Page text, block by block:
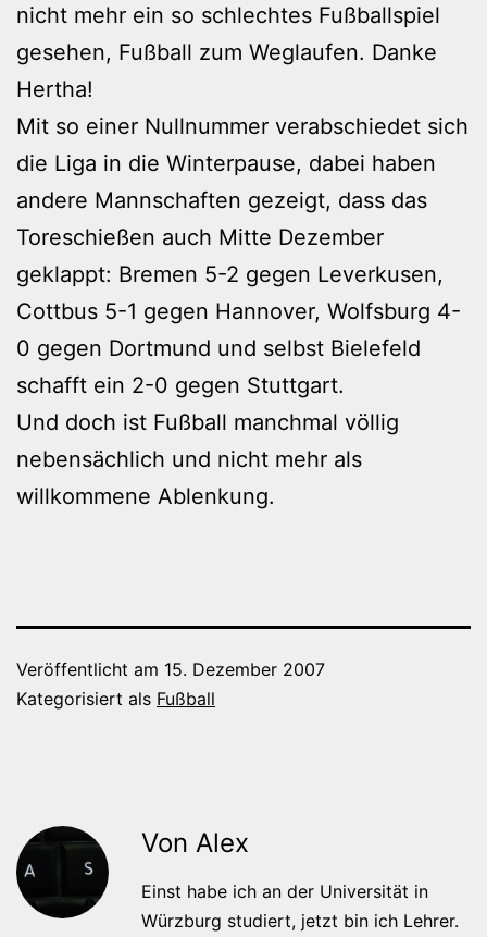
nicht mehr ein so schlechtes Fußballspiel
gesehen, Fußball zum Weglaufen. Danke
Hertha!
Mit so einer Nullnummer verabschiedet sich
die Liga in die Winterpause, dabei haben
andere Mannschaften gezeigt, dass das
Toreschießen auch Mitte Dezember
geklappt: Bremen 5-2 gegen Leverkusen,
Cottbus 5-1 gegen Hannover, Wolfsburg 4-
0 gegen Dortmund und selbst Bielefeld
schafft ein 2-0 gegen Stuttgart.
Und doch ist Fußball manchmal völlig
nebensächlich und nicht mehr als
willkommene Ablenkung.
Veröffentlicht am 15. Dezember 2007
Kategorisiert als Fußball
Von Alex
Einst habe ich an der Universität in
Würzburg studiert, jetzt bin ich Lehrer.